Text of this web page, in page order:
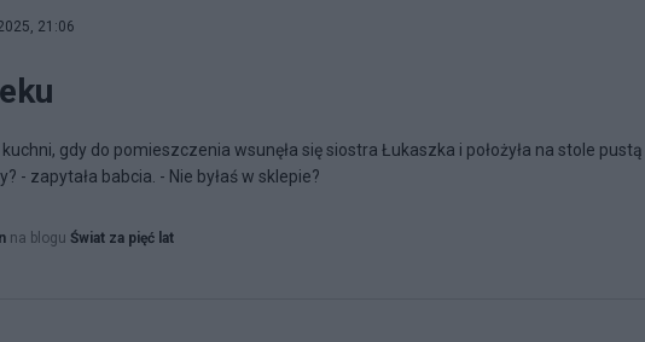
21:06
gdy do pomieszczenia wsunęła się siostra Łukaszka i położyła na stole pustą
- zapytała babcia. - Nie byłaś w sklepie?
na blogu Świat za pięć lat